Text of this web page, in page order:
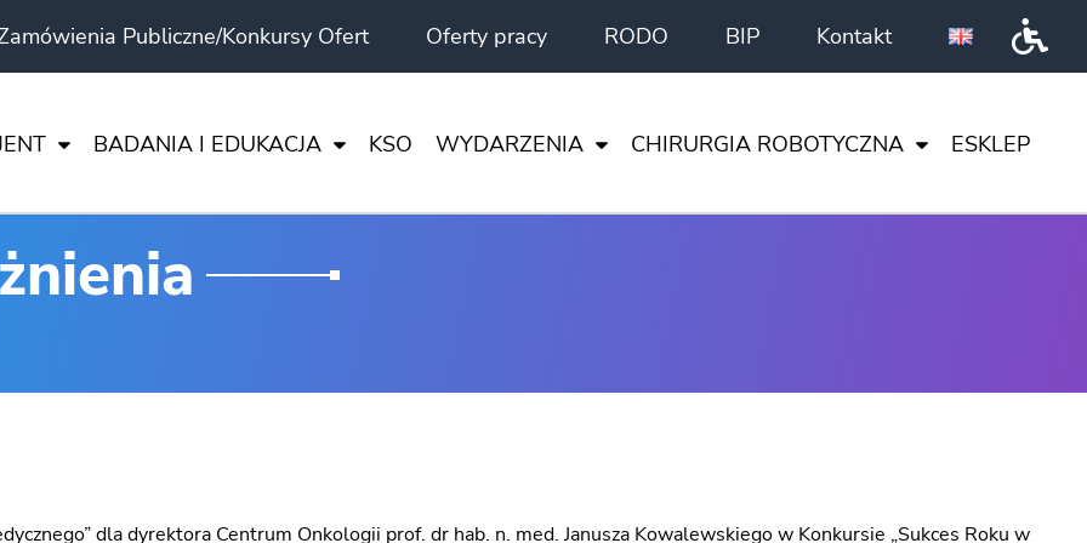
Publiczne/Konkursy Ofert Oferty pracy RODO BIP Kontakt
BADANIA I EDUKACJA
KLINICZNE – INFORMACJE DLA PACJENTA
KSO WYDARZENIA CHIRURGIA ROBOTYCZNA ESKLEP
dla dyrektora Centrum Onkologii prof. dr hab. n. med. Janusza Kowalewskiego w Konkursie „Sukces Roku w